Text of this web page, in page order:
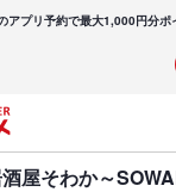
アプリ予約で最大1,000円分ポ
屋そわか～